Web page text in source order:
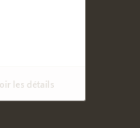
les détails